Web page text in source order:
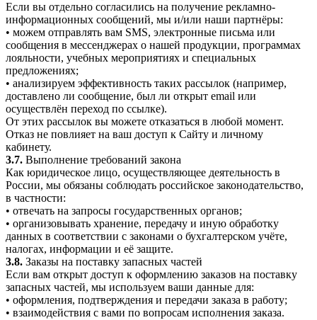
Если вы отдельно согласились на получение рекламно-
информационных сообщений, мы и/или наши партнёры:
• можем отправлять вам SMS, электронные письма или
сообщения в мессенджерах о нашей продукции, программах
лояльности, учебных мероприятиях и специальных
предложениях;
• анализируем эффективность таких рассылок (например,
доставлено ли сообщение, был ли открыт email или
осуществлён переход по ссылке).
От этих рассылок вы можете отказаться в любой момент.
Отказ не повлияет на ваш доступ к Сайту и личному
кабинету.
3.7. Выполнение требований закона
Как юридическое лицо, осуществляющее деятельность в
России, мы обязаны соблюдать российское законодательство,
в частности:
• отвечать на запросы государственных органов;
• организовывать хранение, передачу и иную обработку
данных в соответствии с законами о бухгалтерском учёте,
налогах, информации и её защите.
3.8. Заказы на поставку запасных частей
Если вам открыт доступ к оформлению заказов на поставку
запасных частей, мы используем ваши данные для:
• оформления, подтверждения и передачи заказа в работу;
• взаимодействия с вами по вопросам исполнения заказа.